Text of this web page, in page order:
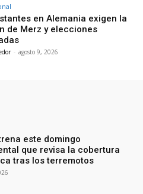
en Alemania exigen la
de Merz y elecciones
- agosto 9, 2026
este domingo
que revisa la cobertura
tras los terremotos